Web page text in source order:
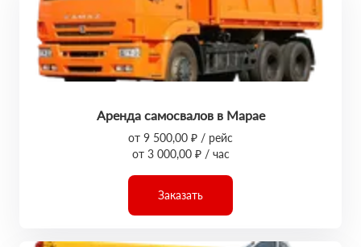
Аренда самосвалов в Марае
от 9 500,00 ₽ / рейс
от 3 000,00 ₽ / час
Заказать